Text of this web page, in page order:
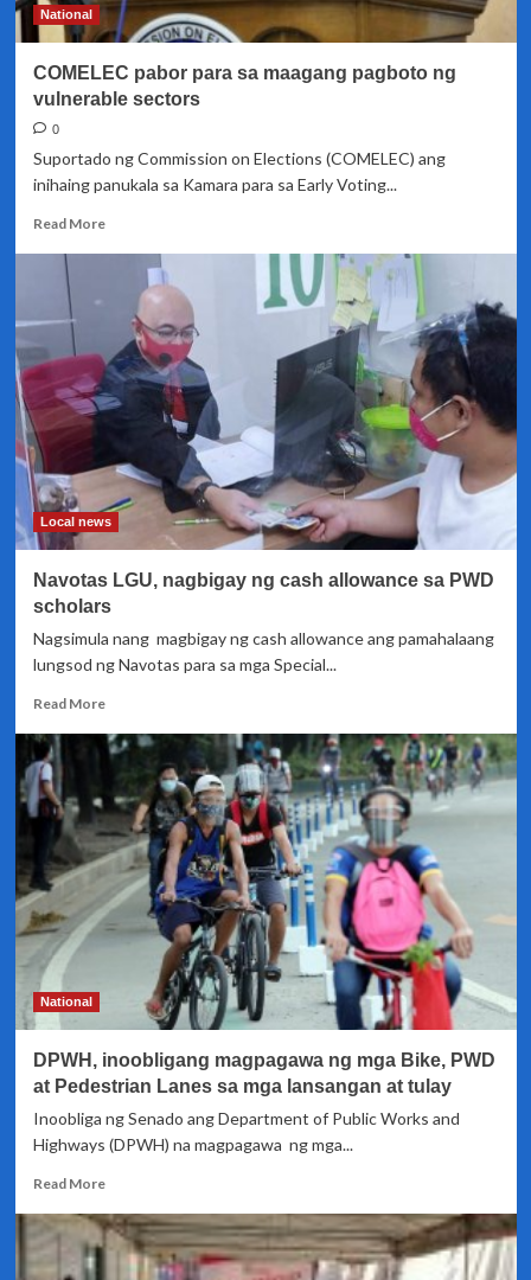
National
COMELEC pabor para sa maagang pagboto ng
vulnerable sectors
0
Suportado ng Commission on Elections (COMELEC) ang
inihaing panukala sa Kamara para sa Early Voting...
Read MoreRead
COMELEC
pabor
para
sa
maagang
pagboto
sectors
Local news
Navotas LGU, nagbigay ng cash allowance sa PWD
scholars
Nagsimula nang magbigay ng cash allowance ang pamahalaang
lungsod ng Navotas para sa mga Special...
Read MoreRead
about
nagbigay
ng
cash
allowance
sa
PWD
scholars
National
DPWH, inoobligang magpagawa ng mga Bike, PWD
at Pedestrian Lanes sa mga lansangan at tulay
Inoobliga ng Senado ang Department of Public Works and
Highways (DPWH) na magpagawa ng mga...
Read MoreRead
about
DPWH,
inoobligang